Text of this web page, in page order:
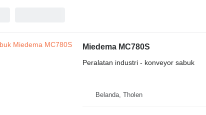
Miedema MC780S
Peralatan industri - konveyor sabuk
Belanda, Tholen